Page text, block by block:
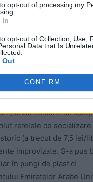
opt-out of processing my
In
opt-out of Collection, Use,
Data that Is
Out
CONFIRM
unde oamenii au
rețelele de
(a trecut de 7,5 lei/
improvizate. S-a pus
în pungi de plastic!
Emiratelor Arabe